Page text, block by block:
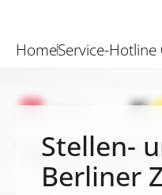
HomeService-
Stellen-
Berliner